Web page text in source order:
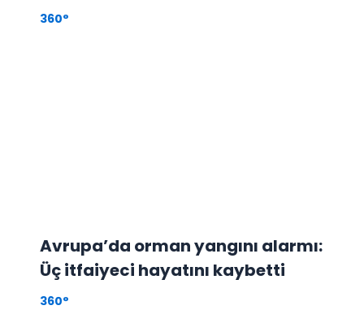
360°
Avrupa’da orman yangını alarmı:
Üç itfaiyeci hayatını kaybetti
360°